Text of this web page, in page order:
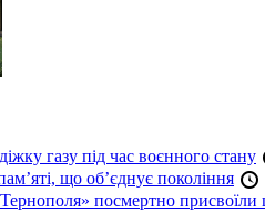
газу під час воєнного стану
що об’єднує покоління
посмертно присвоїли